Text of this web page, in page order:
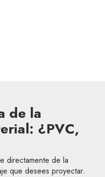
de la
¿PVC,
directamente de la
que desees proyectar.